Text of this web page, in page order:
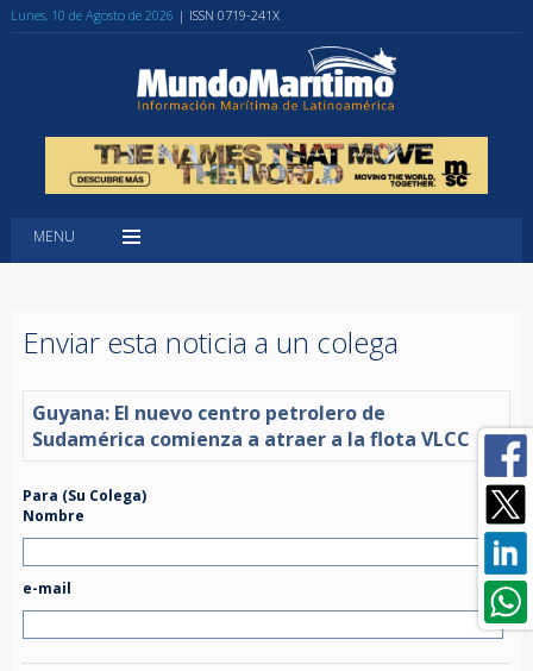
Lunes, 10 de Agosto de 2026 | ISSN 0719-241X
MENU
Enviar esta noticia a un colega
Guyana: El nuevo centro petrolero de
Sudamérica comienza a atraer a la flota VLCC
Para (Su Colega)
Nombre
e-mail